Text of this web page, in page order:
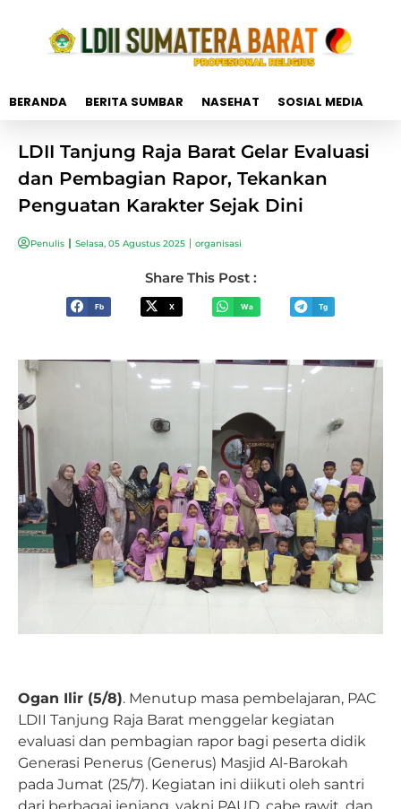
BERANDA BERITA SUMBAR NASEHAT SOSIAL MEDIA
LDII Tanjung Raja Barat Gelar Evaluasi
dan Pembagian Rapor, Tekankan
Penguatan Karakter Sejak Dini
Penulis Selasa, 05 Agustus 2025 organisasi
Share This Post :
Fb X Wa Tg
Ogan Ilir (5/8). Menutup masa pembelajaran, PAC
LDII Tanjung Raja Barat menggelar kegiatan
evaluasi dan pembagian rapor bagi peserta didik
Generasi Penerus (Generus) Masjid Al-Barokah
pada Jumat (25/7). Kegiatan ini diikuti oleh santri